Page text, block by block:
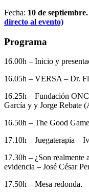
Fecha: 10 de
directo al evento)
Programa
16.00h – Inicio y
16.05h – VERSA – Dr.
16.25h – Fundación
García y y Jorge Rebate
16.50h – The Good
17.10h – Juegaterapia –
17.30h – ¿Son
evidencia – José César
17.50h – Mesa redonda.